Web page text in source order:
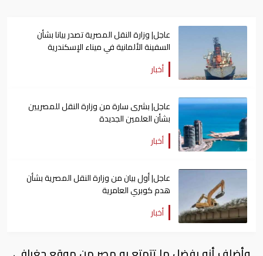
عاجل| وزارة النقل المصرية تصدر بيانا بشأن
السفينة الألمانية في ميناء الإسكندرية
أخبار
عاجل| بشرى سارة من وزارة النقل للمصريين
بشأن العلمين الجديدة
أخبار
عاجل| أول بيان من وزارة النقل المصرية بشأن
هدم كوبري العامرية
أخبار